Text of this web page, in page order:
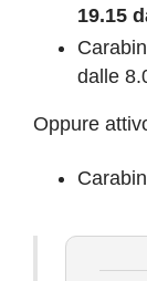
19.15
dalle
Oppure